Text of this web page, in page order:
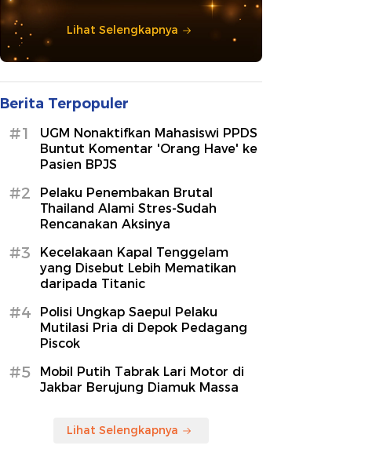
Lihat Selengkapnya
Berita Terpopuler
#1
UGM Nonaktifkan Mahasiswi PPDS
Buntut Komentar 'Orang Have' ke
Pasien BPJS
#2
Pelaku Penembakan Brutal
Thailand Alami Stres-Sudah
Rencanakan Aksinya
#3
Kecelakaan Kapal Tenggelam
yang Disebut Lebih Mematikan
daripada Titanic
#4
Polisi Ungkap Saepul Pelaku
Mutilasi Pria di Depok Pedagang
Piscok
#5
Mobil Putih Tabrak Lari Motor di
Jakbar Berujung Diamuk Massa
Lihat Selengkapnya